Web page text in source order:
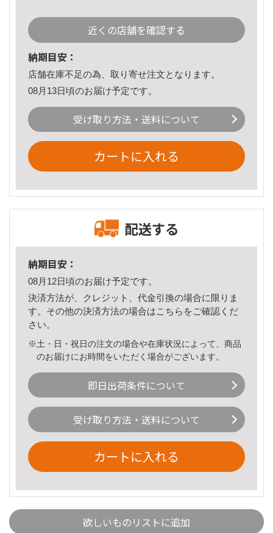
近くの店舗を確認する
納期目安：
店舗在庫不足の為、取り寄せ注文となります。
08月13日頃のお届け予定です。
受け取り方法・送料について
カートに入れる
配送する
納期目安：
08月12日頃のお届け予定です。
決済方法が、クレジット、代金引換の場合に限りま
す。その他の決済方法の場合はこちら をご確認くだ
さい。
※土・日・祝日の注文の場合や在庫状況によって、商品
のお届けにお時間をいただく場合がございます。
即日出荷条件について
受け取り方法・送料について
カートに入れる
欲しいものリストに追加